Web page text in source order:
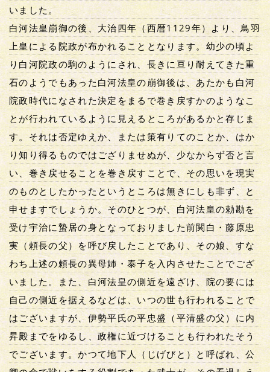
いました。
白河法皇崩御の後、大治四年（西暦1129年）より、鳥羽
上皇による院政が布かれることとなります。幼少の頃よ
り白河院政の駒のようにされ、長きに亘り耐えてきた重
石のようでもあった白河法皇の崩御後は、あたかも白河
院政時代になされた決定をまるで巻き戻すかのようなこ
とが行われているように見えるところがあるかと存じま
す。それは否定ゆえか、または策有りてのことか、はか
り知り得るものではござりませぬが、少なからず否と言
い、巻き戻せることを巻き戻すことで、その思いを現実
のものとしたかったというところは無きにしも非ず、と
申せますでしょうか。そのひとつが、白河法皇の勅勘を
受け宇治に蟄居の身となっておりました前関白・藤原忠
実（頼長の父）を呼び戻したことであり、その娘、すな
わち上述の頼長の異母姉・泰子を入内させたことでござ
いました。また、白河法皇の側近を遠ざけ、院の要には
自己の側近を据えるなどは、いつの世も行われることで
はございますが、伊勢平氏の平忠盛（平清盛の父）に内
昇殿までをゆるし、政権に近づけることも行われたそう
でございます。かつて地下人（じげびと）と呼ばれ、公